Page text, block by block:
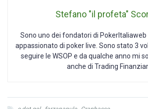
Stefano "il profeta"
Sono uno dei fondatori di PokerItaliaweb
appassionato di poker live. Sono stato 3
seguire le WSOP e da qualche anno mi
anche di Trading